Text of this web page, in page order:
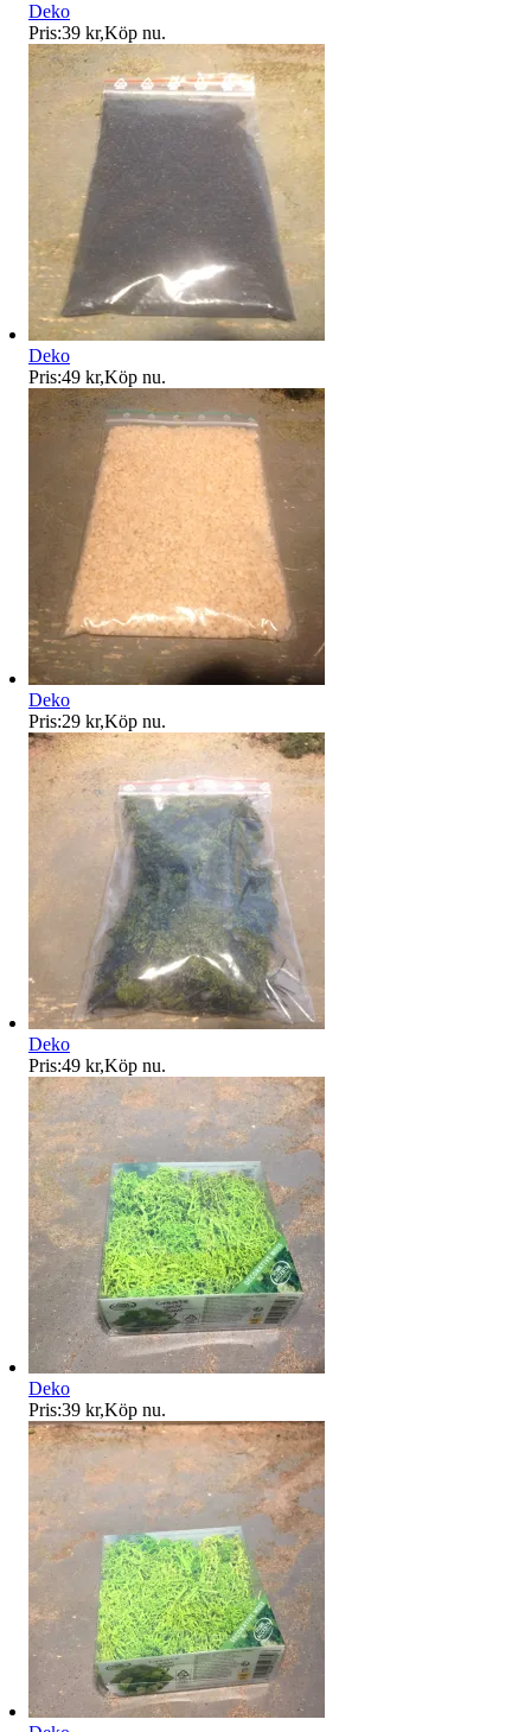
Deko
Pris:39 kr,Köp nu.
Deko
Pris:49 kr,Köp nu.
Deko
Pris:29 kr,Köp nu.
Deko
Pris:49 kr,Köp nu.
Deko
Pris:39 kr,Köp nu.